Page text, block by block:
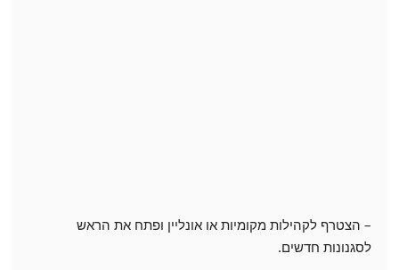
– הצטרף לקהילות מקומיות או אונליין ופתח את הראש
לסגנונות חדשים.